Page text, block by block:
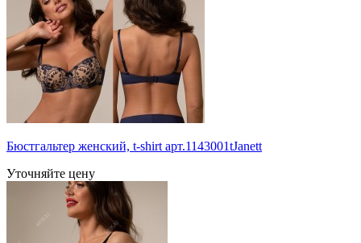
Бюстгальтер женский, t-shirt арт.1143001tJanett
Уточняйте цену